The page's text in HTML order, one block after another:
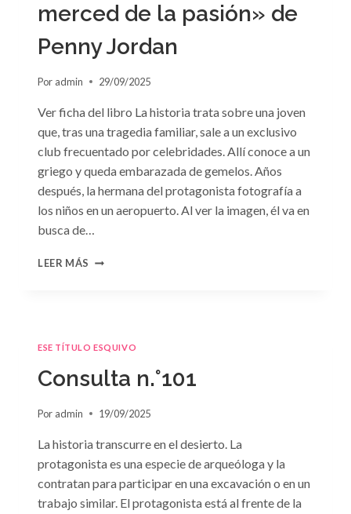
merced de la pasión» de
Penny Jordan
Por admin 29/09/2025
Ver ficha del libro La historia trata sobre una joven
que, tras una tragedia familiar, sale a un exclusivo
club frecuentado por celebridades. Allí conoce a un
griego y queda embarazada de gemelos. Años
después, la hermana del protagonista fotografía a
los niños en un aeropuerto. Al ver la imagen, él va en
busca de…
LEER MÁS CONSULTA
LA
PASIÓN»
DE
JORDAN
ESE TÍTULO ESQUIVO
Consulta n.°101
Por admin 19/09/2025
La historia transcurre en el desierto. La
protagonista es una especie de arqueóloga y la
contratan para participar en una excavación o en un
trabajo similar. El protagonista está al frente de la